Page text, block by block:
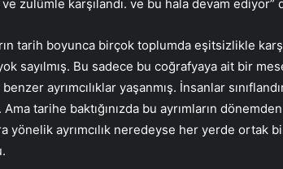
zulümle karşılandı. ve bu hala devam ediyor”
tarih boyunca birçok toplumda eşitsizlikle karşı
sayılmış. Bu sadece bu coğrafyaya ait bir
ayrımcılıklar yaşanmış. İnsanlar
tarihe baktığınızda bu ayrımların
yönelik ayrımcılık neredeyse her yerde ortak